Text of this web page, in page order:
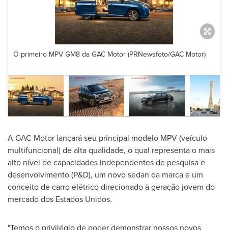
O primeiro MPV GM8 da GAC Motor (PRNewsfoto/GAC Motor)
A GAC Motor lançará seu principal modelo MPV (veículo
multifuncional) de alta qualidade, o qual representa o mais
alto nível de capacidades independentes de pesquisa e
desenvolvimento (P&D), um novo sedan da marca e um
conceito de carro elétrico direcionado à geração jovem do
mercado dos Estados Unidos.